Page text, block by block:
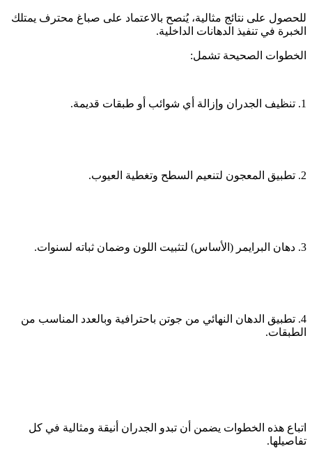
للحصول على نتائج مثالية، يُنصح بالاعتماد على صباغ محترف يمتلك
الخبرة في تنفيذ الدهانات الداخلية.
الخطوات الصحيحة تشمل:
1. تنظيف الجدران وإزالة أي شوائب أو طبقات قديمة.
2. تطبيق المعجون لتنعيم السطح وتغطية العيوب.
3. دهان البرايمر (الأساس) لتثبيت اللون وضمان ثباته لسنوات.
4. تطبيق الدهان النهائي من جوتن باحترافية وبالعدد المناسب من
الطبقات.
اتباع هذه الخطوات يضمن أن تبدو الجدران أنيقة ومثالية في كل
تفاصيلها.